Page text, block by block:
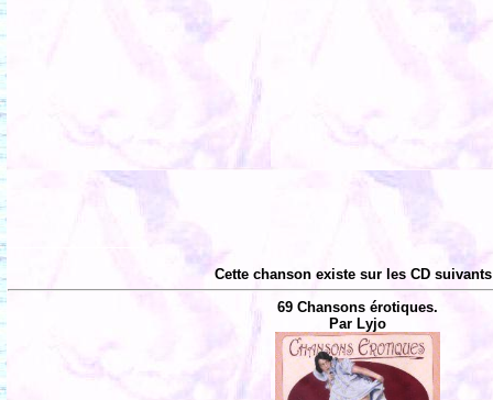
Cette chanson existe sur les CD
69 Chansons érotiques.
Par Lyjo